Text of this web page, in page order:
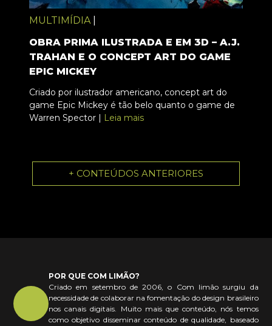
MULTIMÍDIA
OBRA PRIMA ILUSTRADA E EM 3D – A.J.
TRAHAN E O CONCEPT ART DO GAME
EPIC MICKEY
Criado por ilustrador americano, concept art do
game Epic Mickey é tão belo quanto o game de
Warren Spector | Leia mais
+ CONTEÚDOS ANTERIORES
POR QUE COM LIMÃO?
Criado em setembro de 2006, o Com limão surgiu da
necessidade de colaborar na fomentação do design brasileiro
nos canais digitais. Muito mais que conteúdo, nós temos
como objetivo disseminar conteúdo de qualidade, baseado